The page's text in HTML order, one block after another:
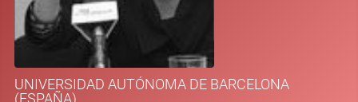
UNIVERSIDAD AUTÓNOMA DE BARCELONA
(ESPAÑA)